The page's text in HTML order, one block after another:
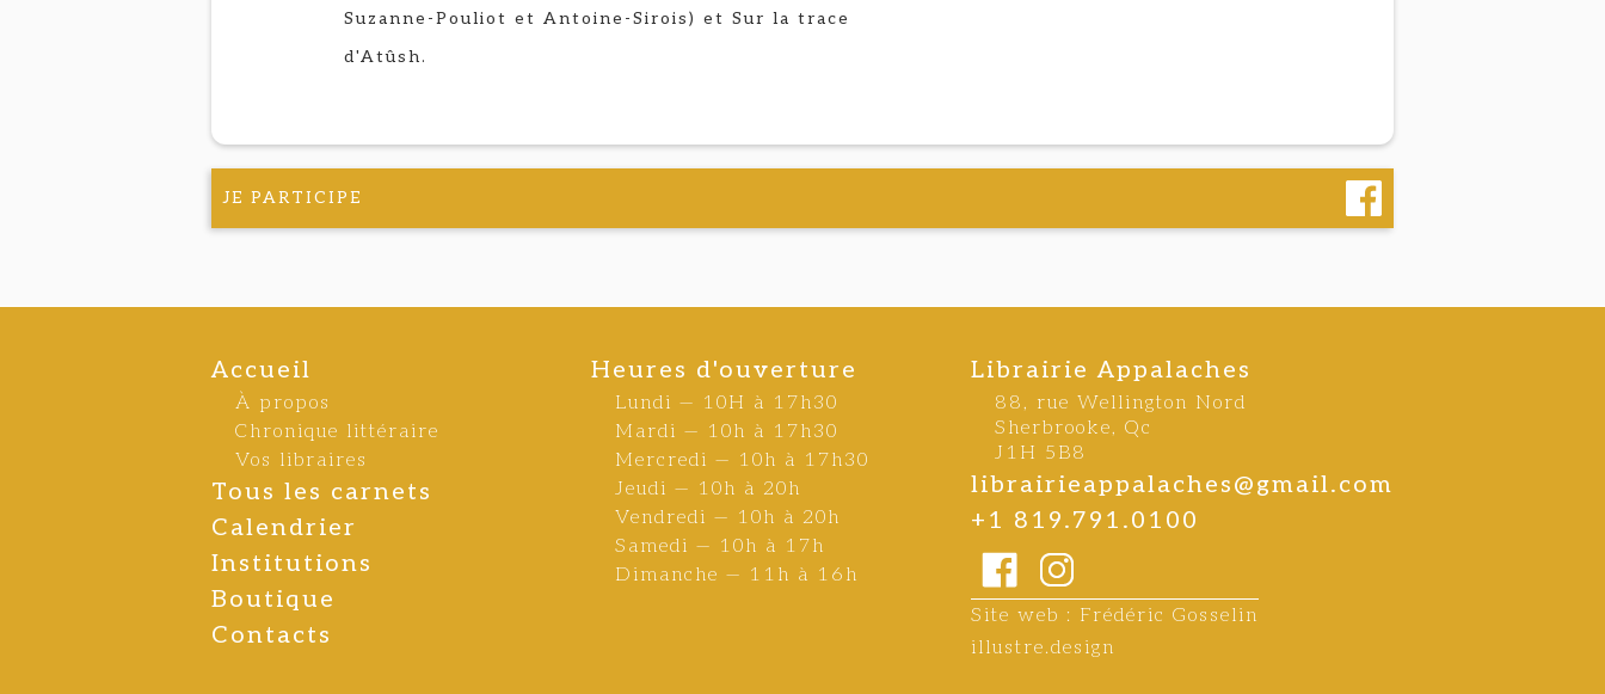
Suzanne-Pouliot et Antoine-Sirois) et Sur la trace
d'Atûsh.
JE PARTICIPE
Accueil
À propos
Chronique littéraire
Vos libraires
Tous les carnets
Calendrier
Institutions
Boutique
Contacts
Heures d'ouverture
Lundi — 10H à 17h30
Mardi — 10h à 17h30
Mercredi — 10h à 17h30
Jeudi — 10h à 20h
Vendredi — 10h à 20h
Samedi — 10h à 17h
Dimanche — 11h à 16h
Librairie Appalaches
88, rue Wellington Nord
Sherbrooke, Qc
J1H 5B8
librairieappalaches@gmail.com
+1 819.791.0100
Site web : Frédéric Gosselin
illustre.design